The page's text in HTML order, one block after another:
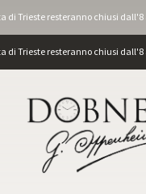
di Trieste resteranno chiusi dall'8
di Trieste resteranno chiusi dall'8